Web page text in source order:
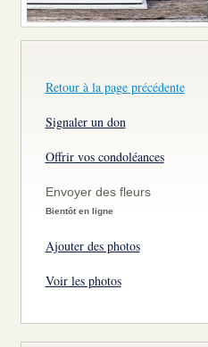
Retour à la page précédente
Signaler un don
Offrir vos condoléances
Envoyer des fleurs
Bientôt en ligne
Ajouter des photos
Voir les photos